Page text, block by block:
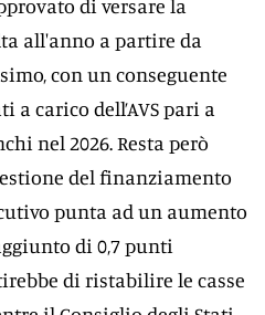
di versare la
all'anno a partire da
con un conseguente
carico dell’AVS pari a
nel 2026. Resta però
del finanziamento
punta ad un aumento
di 0,7 punti
di ristabilire le casse